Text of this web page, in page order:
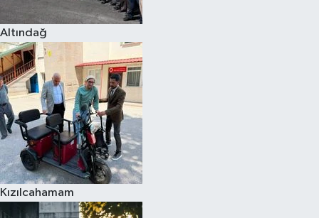
Altındağ
Kızılcahamam